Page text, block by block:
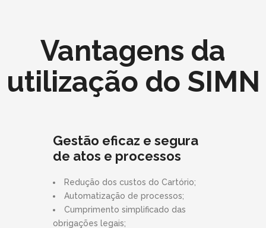
Vantagens da
utilização do SIMN
Gestão eficaz e segura
de atos e processos
Redução dos custos do Cartório;
Automatização de processos;
Cumprimento simplificado das
obrigações legais;